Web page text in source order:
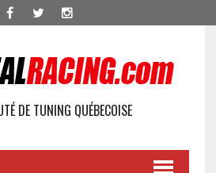
DE TUNING QUÉBECOISE